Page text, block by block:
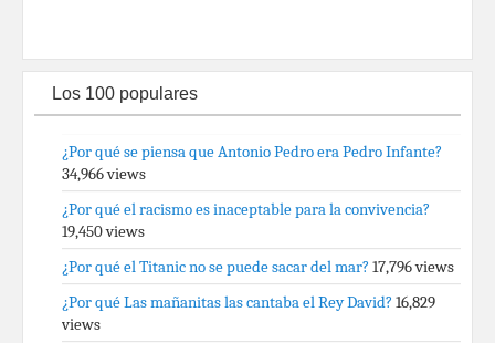
Los 100 populares
¿Por qué se piensa que Antonio Pedro era Pedro Infante?
34,966 views
¿Por qué el racismo es inaceptable para la convivencia?
19,450 views
¿Por qué el Titanic no se puede sacar del mar? 17,796 views
¿Por qué Las mañanitas las cantaba el Rey David? 16,829
views